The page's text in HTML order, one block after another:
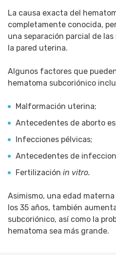
La causa exacta del
completamente conocida,
una separación parcial de
la pared uterina.
Algunos factores que
hematoma subcoriónico
Malformación uterina;
Antecedentes de aborto
Infecciones pélvicas;
Antecedentes de
Fertilización in vitro.
Asimismo, una edad
los 35 años, también
subcoriónico, así como la
hematoma sea más grande.